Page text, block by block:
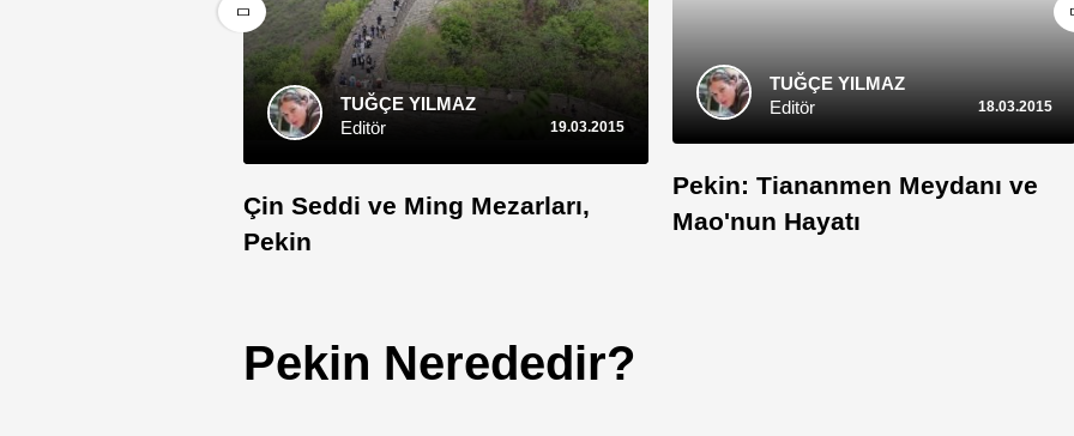
TUĞÇE YILMAZ
Editör
19.03.2015
Çin Seddi ve Ming Mezarları,
Pekin
TUĞÇE YILMAZ
Editör
18.03.2015
Pekin: Tiananmen Meydanı ve
Mao'nun Hayatı
Pekin Nerededir?